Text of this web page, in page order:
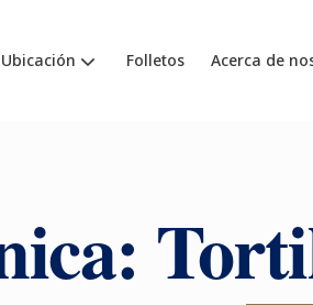
Ubicación Folletos Acerca de